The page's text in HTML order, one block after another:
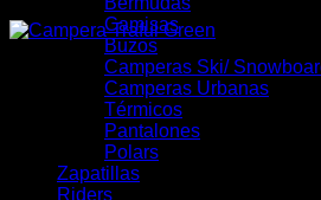
Camisas
Buzos
Camperas Ski/
Camperas Urbanas
Térmicos
Pantalones
Polars
Zapatillas
Riders